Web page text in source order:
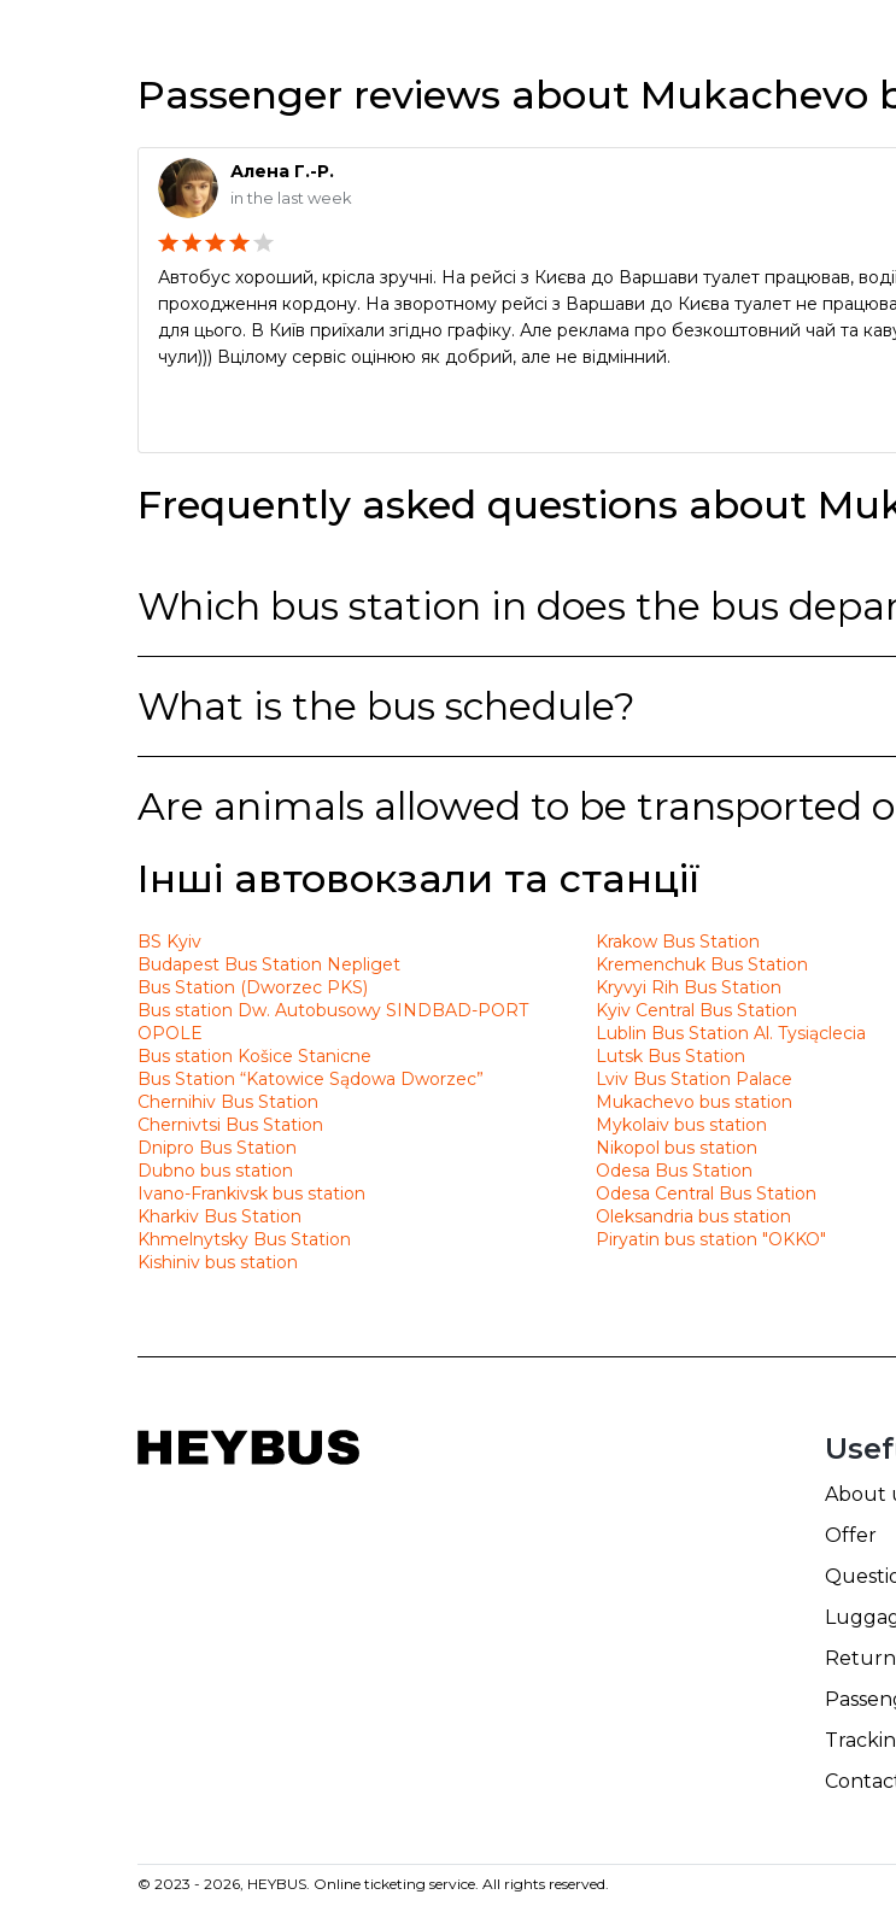
Passenger reviews about Mukachevo
Алена Г.-Р.
in the last week
Автобус хороший, крісла зручні. На рейсі з Києва до Варшави туалет працював,
проходження кордону. На зворотному рейсі з Варшави до Києва туалет не
для цього. В Київ приїхали згідно графіку. Але реклама про безкоштовний чай та
чули))) Вцілому сервіс оцінюю як добрий, але не відмінний.
Frequently asked questions about
Which bus station in does the
What is the bus schedule?
Are animals allowed to be transported
Інші автовокзали та станції
BS Kyiv
Budapest Bus Station Nepliget
Bus Station (Dworzec PKS)
Bus station Dw. Autobusowy SINDBAD-PORT
OPOLE
Bus station Košice Stanicne
Bus Station “Katowice Sądowa Dworzec”
Chernihiv Bus Station
Chernivtsi Bus Station
Dnipro Bus Station
Dubno bus station
Ivano-Frankivsk bus station
Kharkiv Bus Station
Khmelnytsky Bus Station
Kishiniv bus station
Krakow Bus Station
Kremenchuk Bus Station
Kryvyi Rih Bus Station
Kyiv Central Bus Station
Lublin Bus Station Al. Tysiąclecia
Lutsk Bus Station
Lviv Bus Station Palace
Mukachevo bus station
Mykolaiv bus station
Nikopol bus station
Odesa Bus Station
Odesa Central Bus Station
Oleksandria bus station
Piryatin bus station "OKKO"
About
Offer
© 2023 - 2026, HEYBUS. Online ticketing service. All rights reserved.